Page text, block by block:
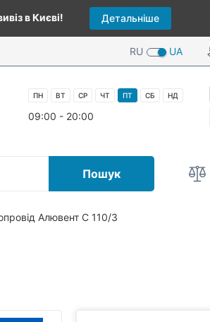
в Києві! Детальніше
RU UA
ПН ВТ СР ЧТ ПТ СБ НД
09:00 - 20:00
Пошук
Алювент С 110/3